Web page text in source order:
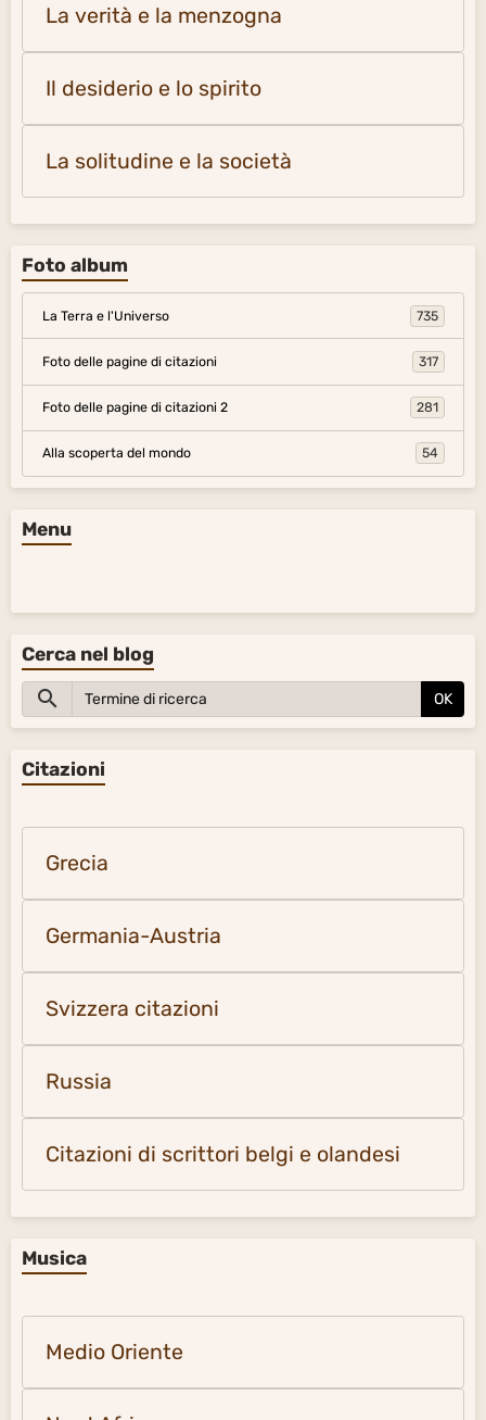
La verità e la menzogna
Il desiderio e lo spirito
La solitudine e la società
Foto album
La Terra e l'Universo 735
Foto delle pagine di citazioni 317
Foto delle pagine di citazioni 2 281
Alla scoperta del mondo 54
Menu
Cerca nel blog
OK
Citazioni
Grecia
Germania-Austria
Svizzera citazioni
Russia
Citazioni di scrittori belgi e olandesi
Musica
Medio Oriente